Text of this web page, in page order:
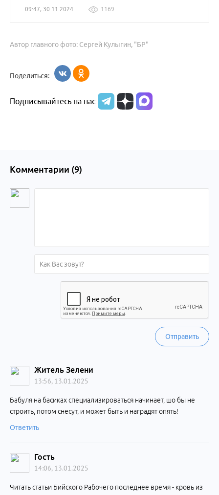
09:47, 30.11.2024 1169
Автор главного фото: Сергей Кулыгин, "БР"
Поделиться:
Подписывайтесь на нас
Комментарии (9)
Отправить
Житель Зелени
13:56, 13.01.2025
Бабуля на басиках специализироваться начинает, шо бы не
строить, потом снесут, и может быть и наградят опять!
Ответить
Гость
14:06, 13.01.2025
Читать статьи Бийского Рабочего последнее время - кровь из